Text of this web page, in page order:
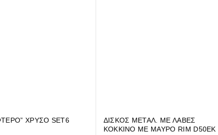
ΧΡΥΣΟ SET6
ΔΙΣΚΟΣ ΜΕΤΑΛ. ΜΕ ΛΑΒΕΣ
ΚΟΚΚΙΝΟ ME ΜΑΥΡΟ RIM D50EK